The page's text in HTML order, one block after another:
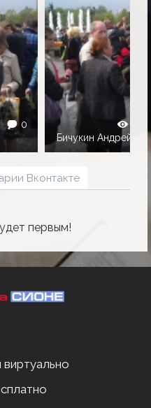
0
Бичукин Андрей
Вконтакте
первым!